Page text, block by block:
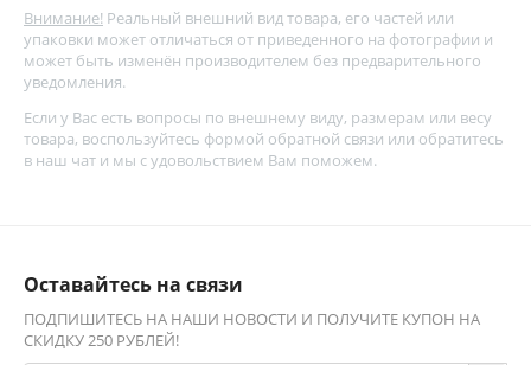
Внимание! Реальный внешний вид товара, его частей или
упаковки может отличаться от приведенного на фотографии и
может быть изменён производителем без предварительного
уведомления.
Если у Вас есть вопросы по внешнему виду, размерам или весу
товара, воспользуйтесь формой обратной связи или обратитесь
в наш чат и мы с удовольствием Вам поможем.
Оставайтесь на связи
ПОДПИШИТЕСЬ НА НАШИ НОВОСТИ И ПОЛУЧИТЕ КУПОН НА
СКИДКУ 250 РУБЛЕЙ!